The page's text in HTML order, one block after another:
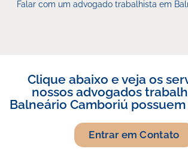
Falar com um advogado trabalhista em
Clique abaixo e veja os
nossos advogados
Balneário Camboriú
Entrar em Contato